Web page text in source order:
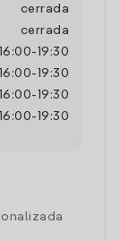
cerrada
cerrada
16:00- 19:30
16:00- 19:30
16:00- 19:30
16:00- 19:30